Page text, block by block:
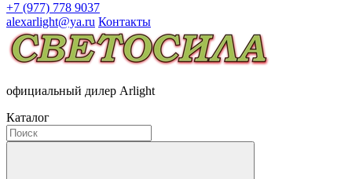
+7 (977) 778 9037
alexarlight@ya.ru Контакты
официальный дилер Arlight
Каталог